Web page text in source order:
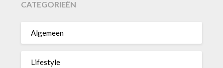
CATEGORIEËN
Algemeen
Lifestyle